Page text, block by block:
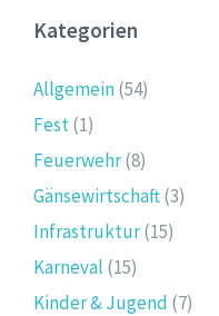
Kategorien
Allgemein(54)
Fest(1)
Feuerwehr(8)
Gänsewirtschaft(3)
Infrastruktur(15)
Karneval (15)
Kinder & Jugend (7)